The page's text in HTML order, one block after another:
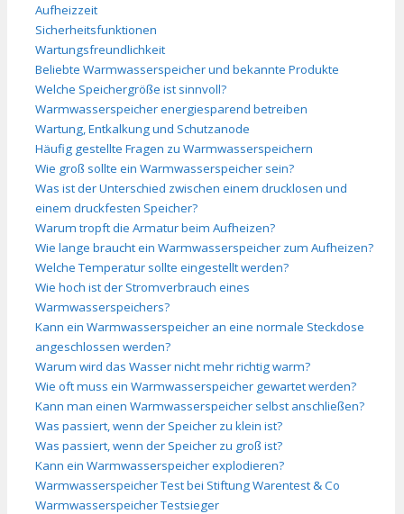
Aufheizzeit
Sicherheitsfunktionen
Wartungsfreundlichkeit
Beliebte Warmwasserspeicher und bekannte Produkte
Welche Speichergröße ist sinnvoll?
Warmwasserspeicher energiesparend betreiben
Wartung, Entkalkung und Schutzanode
Häufig gestellte Fragen zu Warmwasserspeichern
Wie groß sollte ein Warmwasserspeicher sein?
Was ist der Unterschied zwischen einem drucklosen und
einem druckfesten Speicher?
Warum tropft die Armatur beim Aufheizen?
Wie lange braucht ein Warmwasserspeicher zum Aufheizen?
Welche Temperatur sollte eingestellt werden?
Wie hoch ist der Stromverbrauch eines
Warmwasserspeichers?
Kann ein Warmwasserspeicher an eine normale Steckdose
angeschlossen werden?
Warum wird das Wasser nicht mehr richtig warm?
Wie oft muss ein Warmwasserspeicher gewartet werden?
Kann man einen Warmwasserspeicher selbst anschließen?
Was passiert, wenn der Speicher zu klein ist?
Was passiert, wenn der Speicher zu groß ist?
Kann ein Warmwasserspeicher explodieren?
Warmwasserspeicher Test bei Stiftung Warentest & Co
Warmwasserspeicher Testsieger